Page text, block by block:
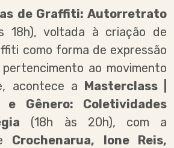
de Graffiti: Autorretrato
18h), voltada à criação de
como forma de expressão
ao movimento
acontece a Masterclass |
Gênero: Coletividades
(18h às 20h), com a
Crochenarua, Ione Reis,